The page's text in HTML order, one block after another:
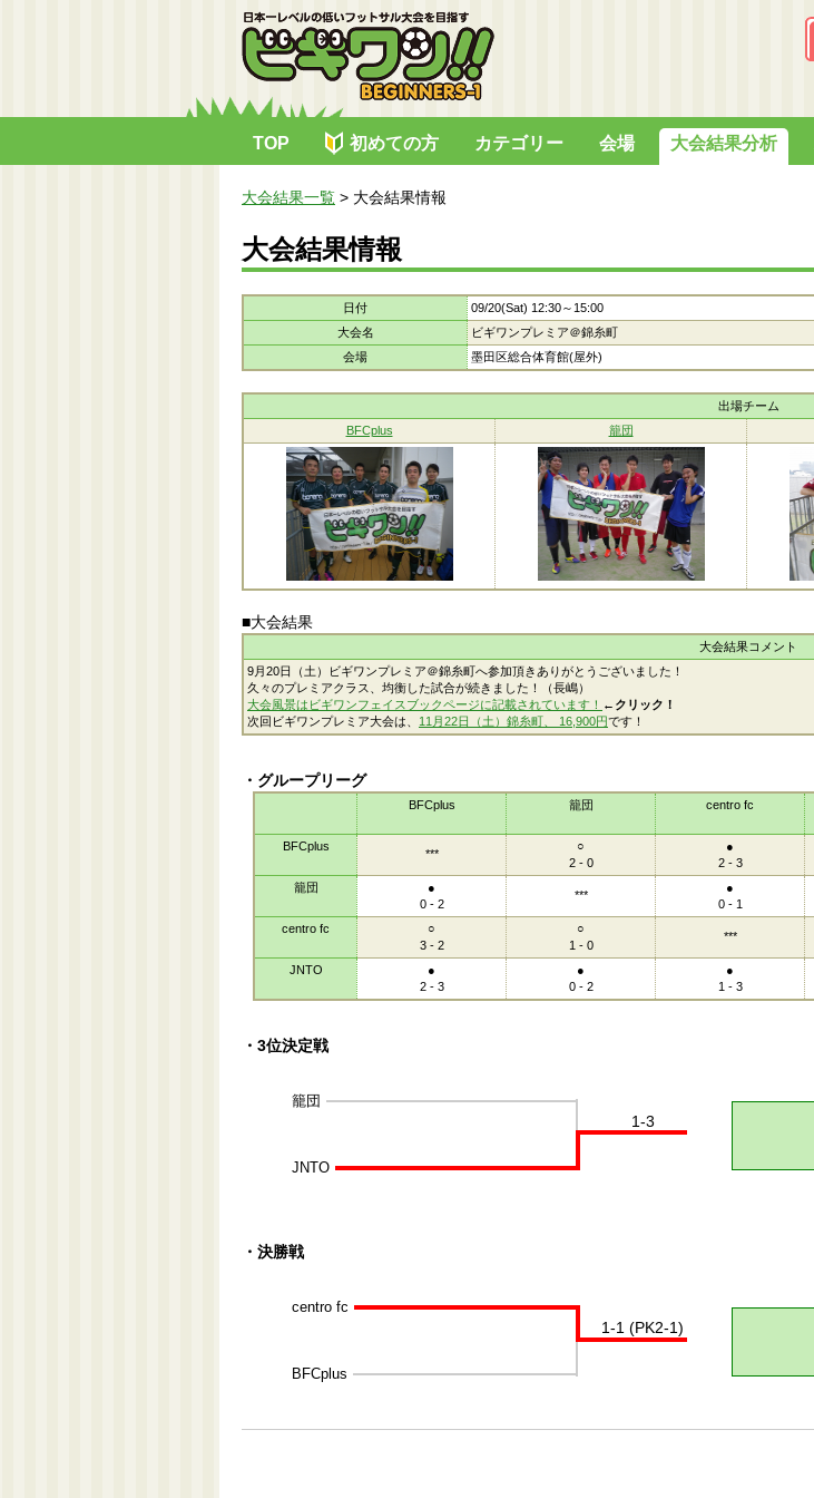
TOP 初めての方 カテゴリー 会場 大会結果分析
大会結果一覧 > 大会結果情報
大会結果情報
日付
09/20(Sat) 12:30～15:00
大会名
ビギワンプレミア＠錦糸町
会場
墨田区総合体育館(屋外)
出場チーム
BFCplus
籠団
■大会結果
大会結果コメント
9月20日（土）ビギワンプレミア＠錦糸町へ参加頂きありがとうございました！
久々のプレミアクラス、均衡した試合が続きました！（長嶋）
大会風景はビギワンフェイスブックページに記載されています！ ←クリック！
次回ビギワンプレミア大会は、 11月22日（土）錦糸町、 16,900円です！
・グループリーグ
BFCplus 籠団 centro fc
BFCplus
***
○
2 - 0
●
2 - 3
籠団
●
0 - 2
***
●
0 - 1
centro fc
○
3 - 2
○
1 - 0
***
JNTO
●
2 - 3
●
0 - 2
●
1 - 3
・3位決定戦
籠団
JNTO
1-3
・決勝戦
centro fc
BFCplus
1-1 (PK2-1)